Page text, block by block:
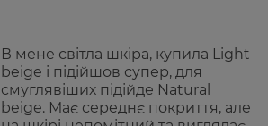
В мене світла шкіра, купила Light
beige і підійшов супер, для
смуглявіших підійде Natural
beige. Має середнє покриття, але